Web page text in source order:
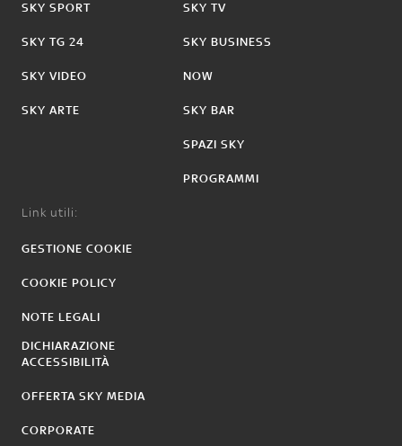
SKY SPORT
SKY TG 24
SKY VIDEO
SKY ARTE
SKY TV
SKY BUSINESS
NOW
SKY BAR
SPAZI SKY
PROGRAMMI
Link utili:
GESTIONE COOKIE
COOKIE POLICY
NOTE LEGALI
DICHIARAZIONE
ACCESSIBILITÀ
OFFERTA SKY MEDIA
CORPORATE